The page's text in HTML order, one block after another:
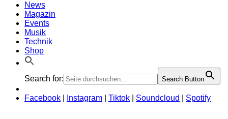
News
Magazin
Events
Musik
Technik
Shop
Search for: Search Button
Facebook Instagram Tiktok Soundcloud Spotify